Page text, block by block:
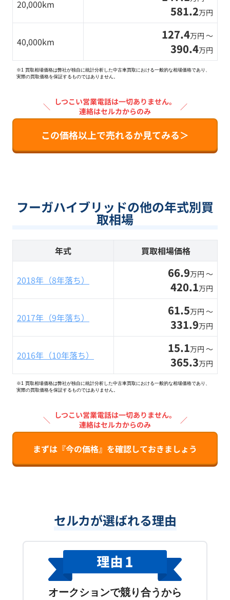
20,000km 581.2万円
40,000km 127.4万円 〜
390.4万円
※1 買取相場価格は弊社が独自に統計分析した中古車買取における一般的な相場価格であり、
実際の買取価格を保証するものではありません。
＼ しつこい営業電話は一切ありません。
連絡はセルカからのみ
／
この価格以上で売れるか見てみる＞
フーガハイブリッドの他の年式別買
取相場
年式 買取相場価格
2018年（8年落ち） 66.9万円 〜
420.1万円
2017年（9年落ち） 61.5万円 〜
331.9万円
2016年（10年落ち） 15.1万円 〜
365.3万円
※1 買取相場価格は弊社が独自に統計分析した中古車買取における一般的な相場価格であり、
実際の買取価格を保証するものではありません。
＼ しつこい営業電話は一切ありません。
連絡はセルカからのみ
／
まずは『今の価格』を確認しておきましょう
セルカが選ばれる理由
オークションで競り合うから